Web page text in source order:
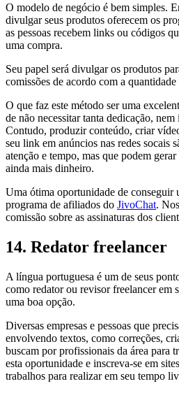
O modelo de negócio é bem simples.
divulgar seus produtos oferecem os
as pessoas recebem links ou códigos
uma compra.
Seu papel será divulgar os produtos
comissões de acordo com a
O que faz este método ser uma
de não necessitar tanta dedicação,
Contudo, produzir conteúdo, criar
seu link em anúncios nas redes socais
atenção e tempo, mas que podem
ainda mais dinheiro.
Uma ótima oportunidade de conseguir
programa de afiliados do JivoChat.
comissão sobre as assinaturas dos
14. Redator freelancer
A língua portuguesa é um de seus
como redator ou revisor freelancer em
uma boa opção.
Diversas empresas e pessoas que
envolvendo textos, como correções,
buscam por profissionais da área para
esta oportunidade e inscreva-se em
trabalhos para realizar em seu tempo